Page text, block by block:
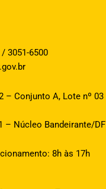
3051-6500
– Conjunto A, Lote nº 03
– Núcleo Bandeirante/DF
8h às 17h